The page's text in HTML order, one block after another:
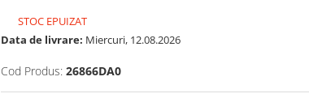
STOC EPUIZAT
Data de livrare: Miercuri, 12.08.2026
Cod Produs: 26866DA0